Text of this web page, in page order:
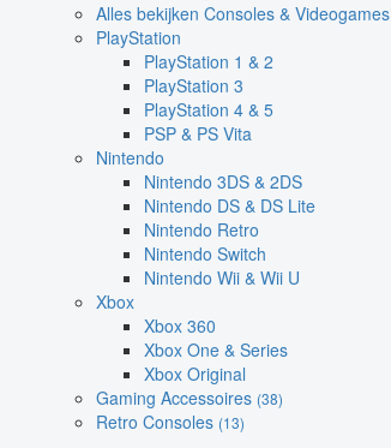
Alles bekijken Consoles & Videogames
PlayStation
PlayStation 1 & 2
PlayStation 3
PlayStation 4 & 5
PSP & PS Vita
Nintendo
Nintendo 3DS & 2DS
Nintendo DS & DS Lite
Nintendo Retro
Nintendo Switch
Nintendo Wii & Wii U
Xbox
Xbox 360
Xbox One & Series
Xbox Original
Gaming Accessoires (38)
Retro Consoles (13)